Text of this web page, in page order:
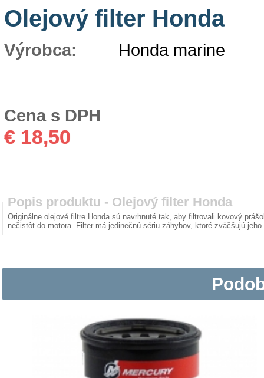
Olejový filter Honda
Výrobca: Honda marine
Cena s DPH
€ 18,50
Popis produktu - Olejový filter Honda
Originálne olejové filtre Honda sú navrhnuté tak, aby filtrovali kovový
nečistôt do motora. Filter má jedinečnú sériu záhybov, ktoré zväčšujú